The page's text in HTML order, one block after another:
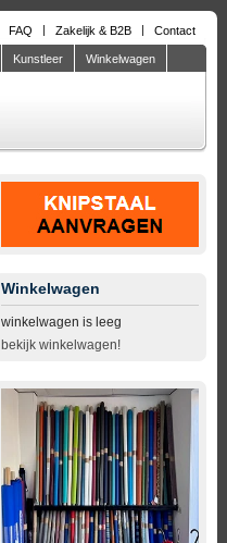
FAQ Zakelijk & B2B Contact
Kunstleer Winkelwagen
Winkelwagen
winkelwagen is leeg
bekijk winkelwagen!